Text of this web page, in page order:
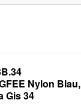
Nylon Blau,
Gis 34